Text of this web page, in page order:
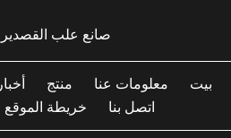
صانع علب القصدير
بيت معلومات عنا منتج أخبار
اتصل بنا
خريطة الموقع